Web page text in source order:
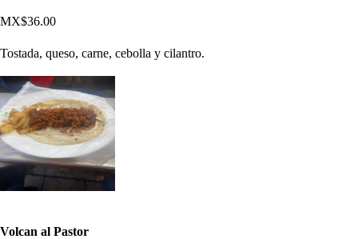
MX$36.00
Tostada, queso, carne, cebolla y cilantro.
Volcan al Pastor